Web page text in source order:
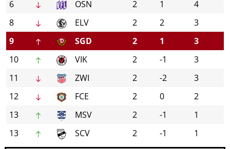
6
OSN 2 1
4
8
ELV 2 2
3
9
SGD 2 1
3
10
VIK 2 -1
3
11
ZWI 2 -2
3
12
FCE 2 0
2
13
MSV 2 -1
1
13
SCV 2 -1 1